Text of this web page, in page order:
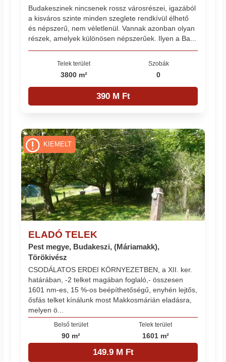
Budakeszinek nincsenek rossz városrészei, igazából
a kisváros szinte minden szeglete rendkívül élhető
és népszerű, nem véletlenül. Vannak azonban olyan
részek, amelyek különösen népszerűek. Ilyen a Ba...
Telek terület
3800 m²
Szobák
0
390 M Ft
ELADÓ TELEK
Pest megye, Budakeszi, (Máriamakk),
Törökivész
CSODÁLATOS ERDEI KÖRNYEZETBEN, a XII. ker.
határában, -2 telket magában foglaló,- összesen
1601 nm-es, 15 %-os beépíthetőségű, enyhén lejtős,
ősfás telket kínálunk most Makkosmárián eladásra,
melyen ö...
Belső terület
90 m²
Telek terület
1601 m²
149.9 M Ft
KIEMELT